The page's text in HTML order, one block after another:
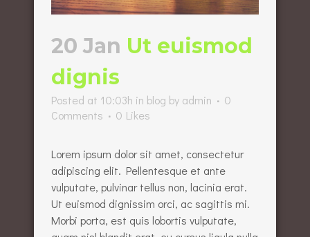
20 Jan Ut euismod
dignis
Posted at 10:03h in blog by admin
0
Comments
0 Likes
Lorem ipsum dolor sit amet, consectetur
adipiscing elit. Pellentesque et ante
vulputate, pulvinar tellus non, lacinia erat.
Ut euismod dignissim orci, ac sagittis mi.
Morbi porta, est quis lobortis vulputate,